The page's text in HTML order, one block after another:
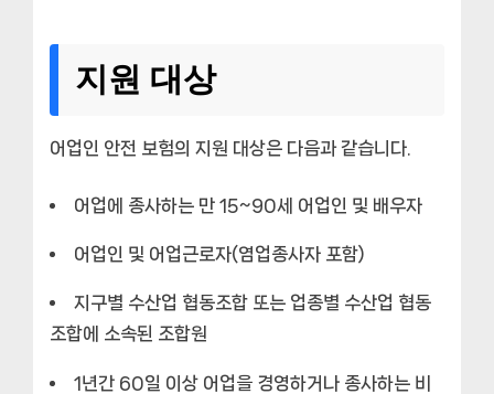
지원 대상
어업인 안전 보험의 지원 대상은 다음과 같습니다.
어업에 종사하는 만 15~90세 어업인 및 배우자
어업인 및 어업근로자(염업종사자 포함)
지구별 수산업 협동조합 또는 업종별 수산업 협동
조합에 소속된 조합원
1년간 60일 이상 어업을 경영하거나 종사하는 비